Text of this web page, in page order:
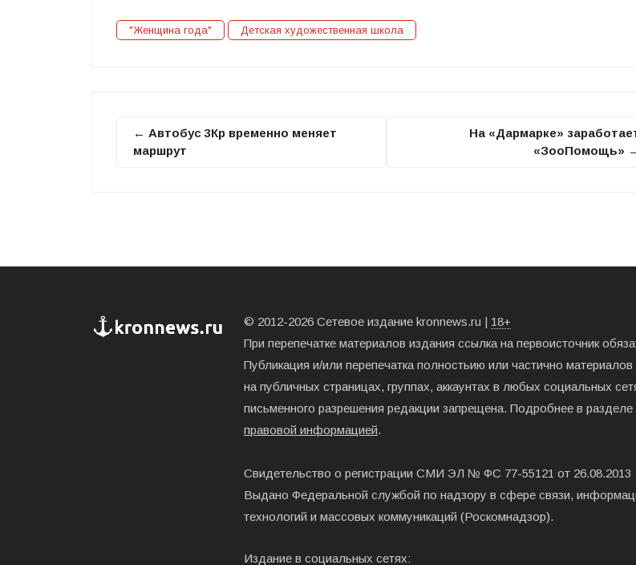
"Женщина года" Детская художественная школа
← Автобус 3Кр временно меняет
маршрут
На «Дармарке»
«ЗооПомощь»
© 2012-2026 Сетевое издание kronnews.ru | 18+
При перепечатке материалов издания ссылка на первоисточник
Публикация и/или перепечатка полностьию или частично материалов
на публичных страницах, группах, аккаунтах в любых социальных
письменного разрешения редакции запрещена. Подробнее в разделе
правовой информацией.
Свидетельство о регистрации СМИ ЭЛ № ФС 77-55121 от 26.08.2013
Выдано Федеральной службой по надзору в сфере связи,
технологий и массовых коммуникаций (Роскомнадзор).
Издание в социальных сетях: